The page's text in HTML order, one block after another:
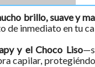
brillo, suave y
de inmediato en tu
y el Choco Liso
capilar,